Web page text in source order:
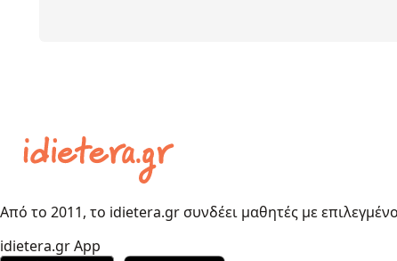
Από το 2011, το idietera.gr συνδέει μαθητές με
idietera.gr App